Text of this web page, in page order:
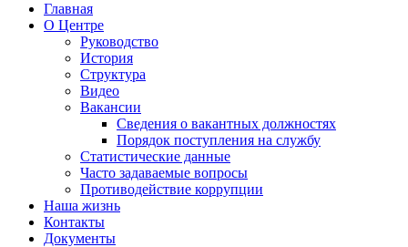
Главная
О Центре
Руководство
История
Структура
Видео
Вакансии
Сведения о вакантных должностях
Порядок поступления на службу
Статистические данные
Часто задаваемые вопросы
Противодействие коррупции
Наша жизнь
Контакты
Документы